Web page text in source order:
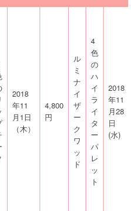
2018
年11
月1日
（木）
4,800
円
ル
ミ
ナ
イ
ザ
ー
ク
ワ
ッ
ド
4
色
の
ハ
イ
ラ
イ
タ
ー
パ
レ
ッ
ト
2018
年11
月28
日
(水)